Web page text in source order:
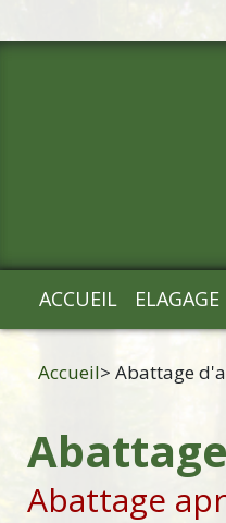
ACCUEIL ELAGAGE
Accueil> Abattage
Abattage